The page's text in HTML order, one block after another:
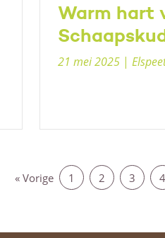
Warm hart
21 mei 2025 |
« Vorige 1 2 3 4